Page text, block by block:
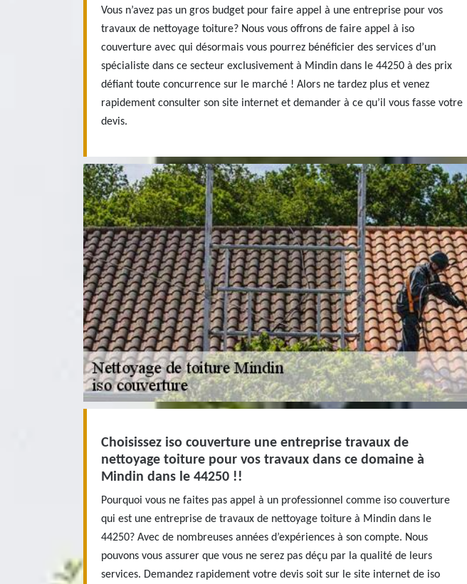
Vous n’avez pas un gros budget pour faire appel à une entreprise pour vos
travaux de nettoyage toiture? Nous vous offrons de faire appel à iso
couverture avec qui désormais vous pourrez bénéficier des services d’un
spécialiste dans ce secteur exclusivement à Mindin dans le 44250 à des prix
défiant toute concurrence sur le marché ! Alors ne tardez plus et venez
rapidement consulter son site internet et demander à ce qu’il vous fasse votre
devis.
Choisissez iso couverture une entreprise travaux de
nettoyage toiture pour vos travaux dans ce domaine à
Mindin dans le 44250 !!
Pourquoi vous ne faites pas appel à un professionnel comme iso couverture
qui est une entreprise de travaux de nettoyage toiture à Mindin dans le
44250? Avec de nombreuses années d’expériences à son compte. Nous
pouvons vous assurer que vous ne serez pas déçu par la qualité de leurs
services. Demandez rapidement votre devis soit sur le site internet de iso